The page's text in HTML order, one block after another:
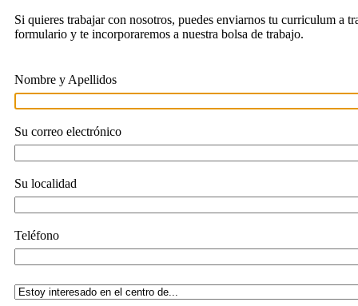
Si quieres trabajar con nosotros, puedes enviarnos tu curriculum a
formulario y te incorporaremos a nuestra bolsa de trabajo.
Nombre y Apellidos
Su correo electrónico
Su localidad
Teléfono